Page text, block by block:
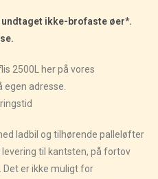
ikke-brofaste øer*.
2500L her på vores
egen adresse.
ladbil og tilhørende palleløfter
til kantsten, på fortov
er ikke muligt for